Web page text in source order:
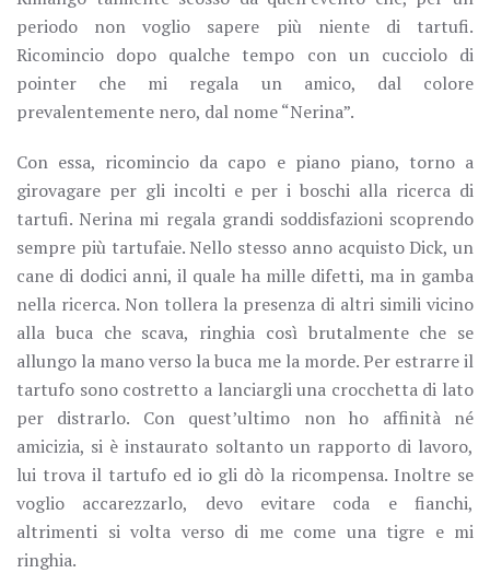
periodo non voglio sapere più niente di tartufi.
Ricomincio dopo qualche tempo con un cucciolo di
pointer che mi regala un amico, dal colore
prevalentemente nero, dal nome “Nerina”.
Con essa, ricomincio da capo e piano piano, torno a
girovagare per gli incolti e per i boschi alla ricerca di
tartufi. Nerina mi regala grandi soddisfazioni scoprendo
sempre più tartufaie. Nello stesso anno acquisto Dick, un
cane di dodici anni, il quale ha mille difetti, ma in gamba
nella ricerca. Non tollera la presenza di altri simili vicino
alla buca che scava, ringhia così brutalmente che se
allungo la mano verso la buca me la morde. Per estrarre il
tartufo sono costretto a lanciargli una crocchetta di lato
per distrarlo. Con quest’ultimo non ho affinità né
amicizia, si è instaurato soltanto un rapporto di lavoro,
lui trova il tartufo ed io gli dò la ricompensa. Inoltre se
voglio accarezzarlo, devo evitare coda e fianchi,
altrimenti si volta verso di me come una tigre e mi
ringhia.